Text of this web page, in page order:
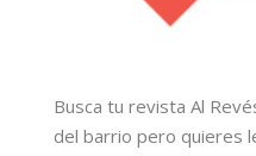
Busca tu revista Al
del barrio pero quieres